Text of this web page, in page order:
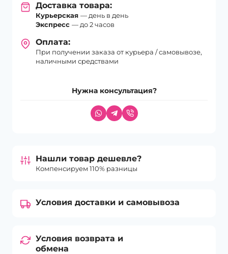
Доставка товара:
Курьерская — день в день
Экспресс — до 2 часов
Оплата:
При получении заказа от курьера / самовывозе,
наличными средствами
Нужна консультация?
Нашли товар дешевле?
Компенсируем 110% разницы
Условия доставки и самовывоза
Условия возврата и
обмена